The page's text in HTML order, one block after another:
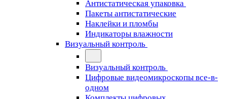
Антистатическая упаковка
Пакеты антистатические
Наклейки и пломбы
Индикаторы влажности
Визуальный контроль
Визуальный контроль
Цифровые видеомикроскопы все-в-
одном